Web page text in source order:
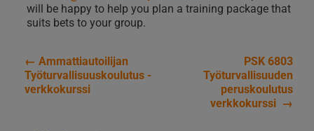
will be happy to help you plan a training package that
suits bets to your group.
Artikkelien
← Ammattiautoilijan
Työturvallisuuskoulutus -
verkkokurssi
PSK 6803
Työturvallisuuden
peruskoulutus
verkkokurssi →